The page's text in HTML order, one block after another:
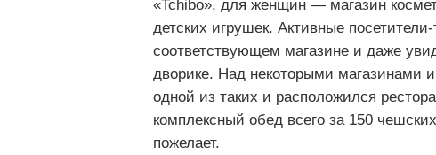
«Tchibo», для женщин — магазин
детских игрушек. Активные
соответствующем магазине и даже
дворике. Над некоторыми магазинами
одной из таких и расположился
комплексный обед всего за 150
пожелает.